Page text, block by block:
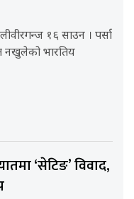
१६ साउन । पर्सा
नखुलेको भारतिय
‘सेटिङ’ विवाद,